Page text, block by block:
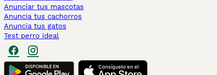
Anunciar tus mascotas
Anuncia tus cachorros
Anuncia tus gatos
Test perro ideal